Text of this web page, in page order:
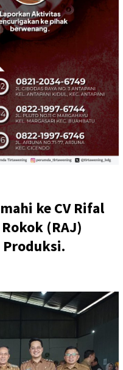
ke CV Rifal
(RAJ)